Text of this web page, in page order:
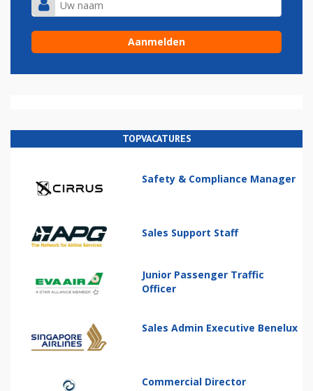
TOPVACATURES
Safety & Compliance Manager
Sales Support Staff
Junior Passenger Traffic
Officer
Sales Admin Executive Benelux
Commercial Director